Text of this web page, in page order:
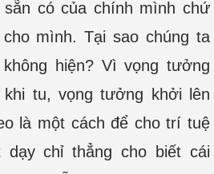
có của chính mình chứ
mình. Tại sao chúng ta
hiện? Vì vọng tưởng
khi tu, vọng tưởng khởi lên
là một cách để cho trí tuệ
dạy chỉ thẳng cho biết cái